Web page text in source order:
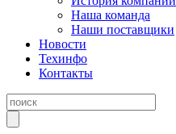
Наша команда
Наши поставщики
Новости
Техинфо
Контакты